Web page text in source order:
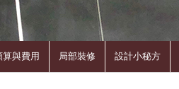
算與費用 局部裝修 設計小秘方